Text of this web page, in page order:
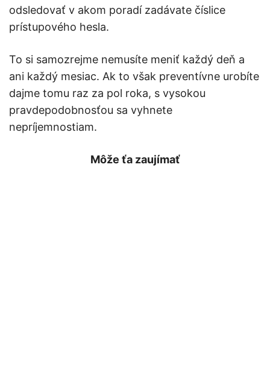
odsledovať v akom poradí zadávate číslice
prístupového hesla.
To si samozrejme nemusíte meniť každý deň a
ani každý mesiac. Ak to však preventívne urobíte
dajme tomu raz za pol roka, s vysokou
pravdepodobnosťou sa vyhnete
nepríjemnostiam.
Môže ťa zaujímať